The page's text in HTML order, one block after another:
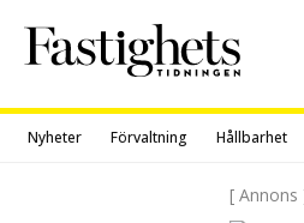
content
Nyheter Förvaltning Hållbarhet
[ Annons